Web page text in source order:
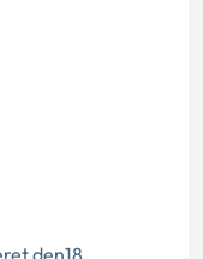
den18.